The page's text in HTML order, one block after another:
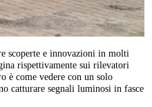
scoperte e innovazioni in molti
rispettivamente sui rilevatori
è come vedere con un solo
catturare segnali luminosi in fasce